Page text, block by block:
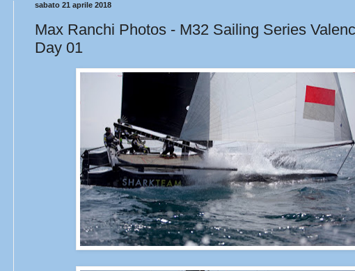
sabato 21 aprile 2018
Max Ranchi Photos - M32 Sailing Series
Day 01